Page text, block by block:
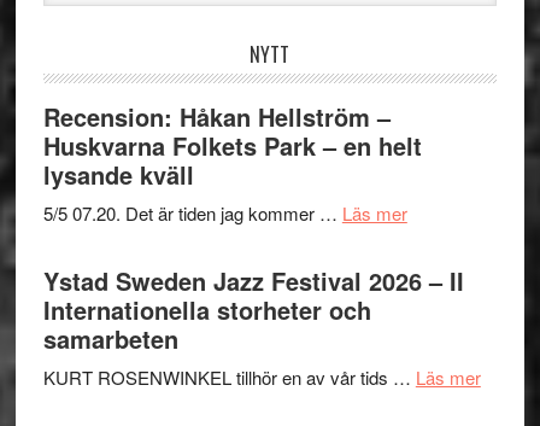
webbplatsen
NYTT
Recension: Håkan Hellström –
Huskvarna Folkets Park – en helt
lysande kväll
5/5 07.20. Det är tiden jag kommer … Läs merom
Håkan
Hellström
Folkets
Ystad Sweden Jazz Festival 2026 – II
Internationella storheter och
samarbeten
KURT ROSENWINKEL tillhör en av vår tids … Läs merom